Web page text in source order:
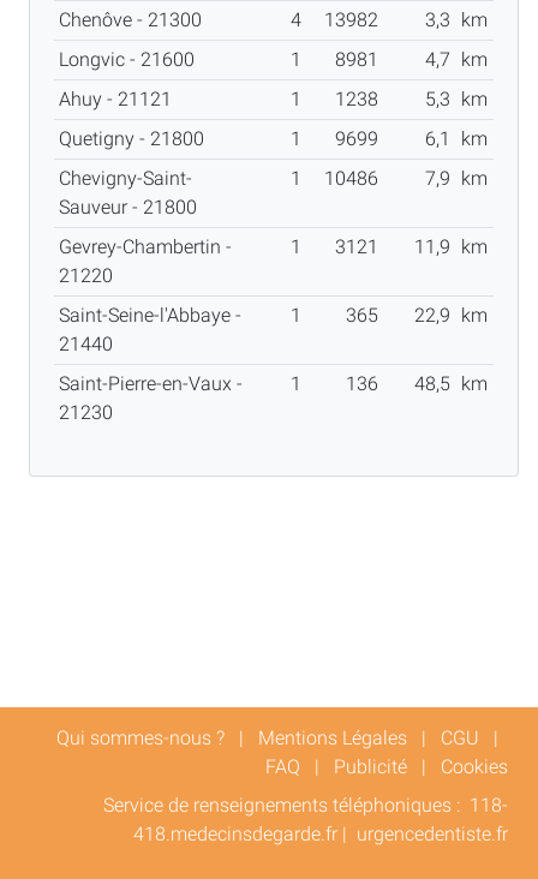
Chenôve - 21300
4 13982 3,3
km
Longvic - 21600
1 8981 4,7
km
Ahuy - 21121
1 1238 5,3
km
Quetigny - 21800
1 9699 6,1
km
Chevigny-Saint-
Sauveur - 21800
1 10486 7,9 km
Gevrey-Chambertin -
21220
1 3121 11,9 km
Saint-Seine-l'Abbaye -
21440
1 365 22,9 km
Saint-Pierre-en-Vaux -
21230
1 136 48,5 km
Qui sommes-nous ? | Mentions Légales | CGU |
FAQ | Publicité | Cookies
Service de renseignements téléphoniques : 118-
418.medecinsdegarde.fr | urgencedentiste.fr